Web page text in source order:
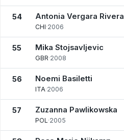
54 Antonia Vergara Rivera
CHI·2006
55 Mika Stojsavljevic
GBR·2008
56 Noemi Basiletti
ITA·2006
57 Zuzanna Pawlikowska
POL·2005